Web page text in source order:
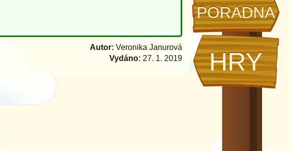
PORADNA
HRY
Autor: Veronika Janurová
Vydáno: 27. 1. 2019